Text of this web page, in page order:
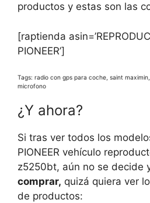
productos y estas son las
[raptienda
PIONEER’]
Tags: radio con gps para coche, saint
microfono
¿Y ahora?
Si tras ver todos los
PIONEER vehículo
z5250bt, aún no se decide
comprar, quizá quiera ver
de productos: